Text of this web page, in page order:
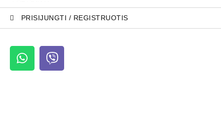
PRISIJUNGTI / REGISTRUOTIS